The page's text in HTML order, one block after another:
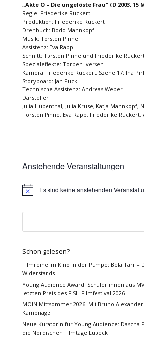
„Akte O – Die ungelöste Frau“ (D 2003, 15
Regie: Friederike Rückert
Produktion: Friederike Rückert
Drehbuch: Bodo Mahnkopf
Musik: Torsten Pinne
Assistenz: Eva Rapp
Schnitt: Torsten Pinne und Friederike Rückert
Spezialeffekte: Torben Iversen
Kamera: Friederike Rückert, Szene 17: Ina
Storyboard: Jan Puck
Technische Assistenz: Andreas Weber
Darsteller:
Julia Hübenthal, Julia Kruse, Katja Mahnkopf,
Torsten Pinne, Eva Rapp, Friederike Rückert,
Anstehende Veranstaltungen
HinweisEs sind keine anstehenden
Schon gelesen?
Filmreihe im Kino in der Pumpe: Béla Tarr –
Widerstands
Young Audience Award: Schüler:innen aus
letzten Preis des FiSH Filmfestival 2026
MOIN Mittsommer 2026: Mit Bruno
Kampnagel
Neue Kuratorin für Young Audience: Dascha
die Nordischen Filmtage Lübeck